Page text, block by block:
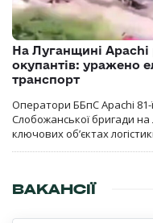
На Луганщині Apachi
окупантів: уражено
транспорт
Оператори ББпС Apachi 81-
Слобожанської бригади
ключових об’єктах
ВАКАНСІЇ